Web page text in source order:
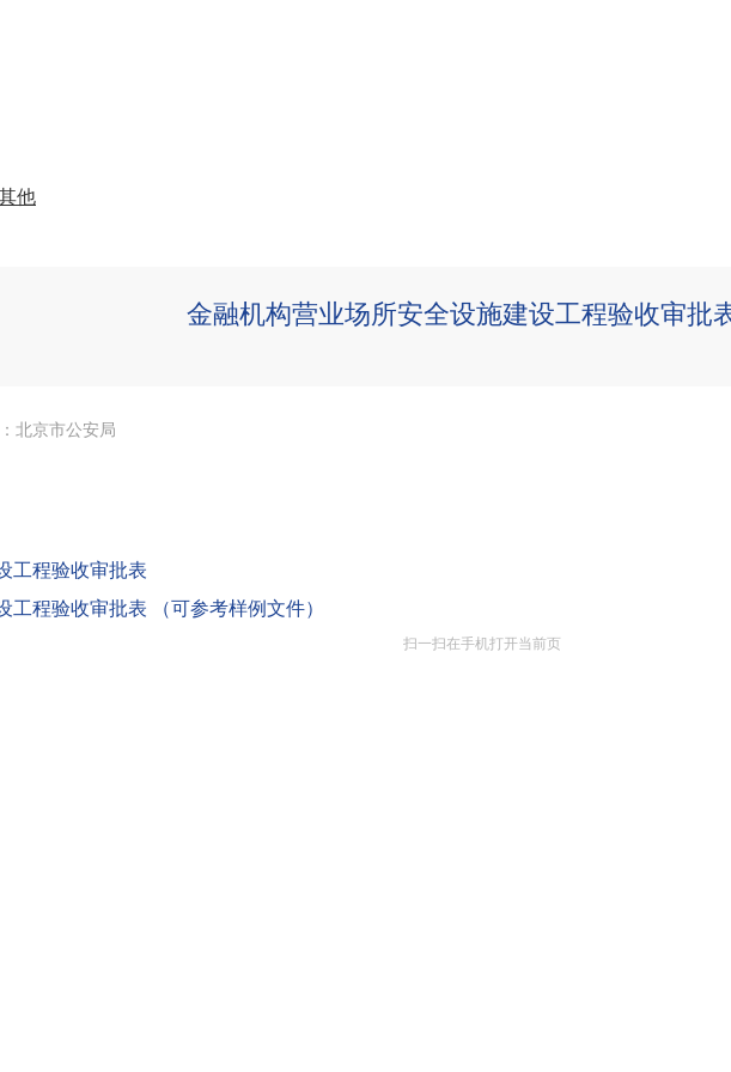
他
金融机构营业场所安全设施建设工程验收审批
北京市公安局
工程验收审批表
程验收审批表 （可参考样例文件）
扫一扫在手机打开当前页